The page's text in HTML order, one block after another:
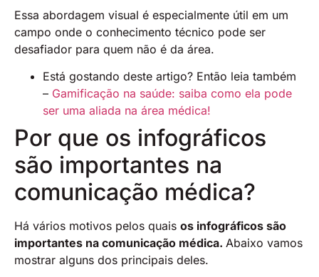
Essa abordagem visual é especialmente útil em um
campo onde o conhecimento técnico pode ser
desafiador para quem não é da área.
Está gostando deste artigo? Então leia também
– Gamificação na saúde: saiba como ela pode
ser uma aliada na área médica!
Por que os infográficos
são importantes na
comunicação médica?
Há vários motivos pelos quais os infográficos são
importantes na comunicação médica. Abaixo vamos
mostrar alguns dos principais deles.